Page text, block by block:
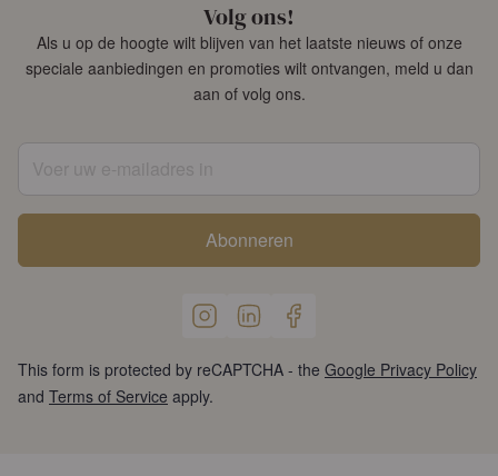
Volg ons!
Als u op de hoogte wilt blijven van het laatste nieuws of onze
speciale aanbiedingen en promoties wilt ontvangen, meld u dan
aan of volg ons.
Abonneren
This form is protected by reCAPTCHA - the Google Privacy Policy
and Terms of Service apply.